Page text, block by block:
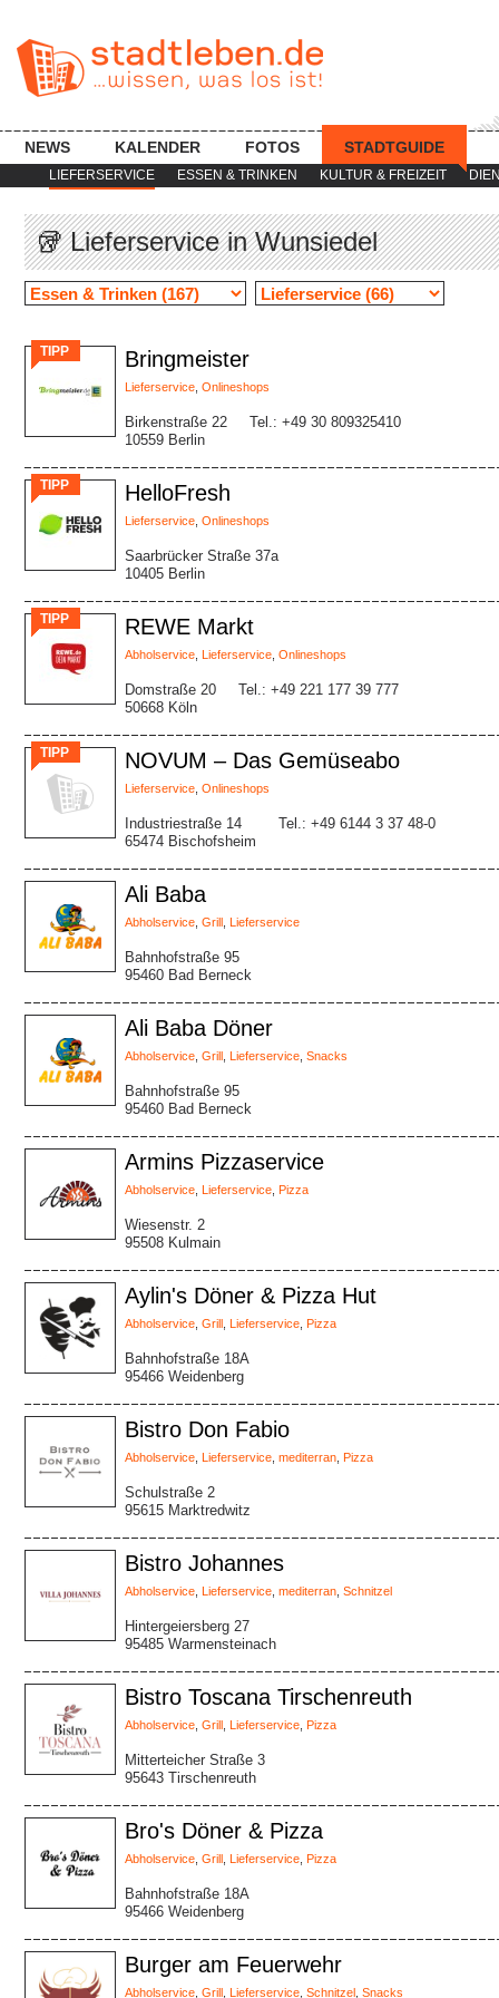
LIEFERSERVICE ESSEN & TRINKEN KULTUR & FREIZEIT
NEWS KALENDER FOTOS STADTGUIDE
🥡 Lieferservice in Wunsiedel
TIPP Bringmeister
Lieferservice Onlineshops
Birkenstraße 22
10559 Berlin
Tel.: +49 30 809325410
TIPP HelloFresh
Lieferservice Onlineshops
Saarbrücker Straße 37a
10405 Berlin
TIPP REWE Markt
Abholservice Lieferservice Onlineshops
Domstraße 20
50668 Köln
Tel.: +49 221 177 39 777
TIPP NOVUM – Das Gemüseabo
Lieferservice Onlineshops
Industriestraße 14
65474 Bischofsheim
Tel.: +49 6144 3 37 48-0
Ali Baba
Abholservice Grill Lieferservice
Bahnhofstraße 95
95460 Bad Berneck
Ali Baba Döner
Abholservice Grill Lieferservice Snacks
Bahnhofstraße 95
95460 Bad Berneck
Armins Pizzaservice
Abholservice Lieferservice Pizza
Wiesenstr. 2
95508 Kulmain
Aylin's Döner & Pizza Hut
Abholservice Grill Lieferservice Pizza
Bahnhofstraße 18A
95466 Weidenberg
Bistro Don Fabio
Abholservice Lieferservice mediterran Pizza
Schulstraße 2
95615 Marktredwitz
Bistro Johannes
Abholservice Lieferservice mediterran Schnitzel
Hintergeiersberg 27
95485 Warmensteinach
Bistro Toscana Tirschenreuth
Abholservice Grill Lieferservice Pizza
Mitterteicher Straße 3
95643 Tirschenreuth
Bro's Döner & Pizza
Abholservice Grill Lieferservice Pizza
Bahnhofstraße 18A
95466 Weidenberg
Burger am Feuerwehr
Abholservice Grill Lieferservice Schnitzel Snacks